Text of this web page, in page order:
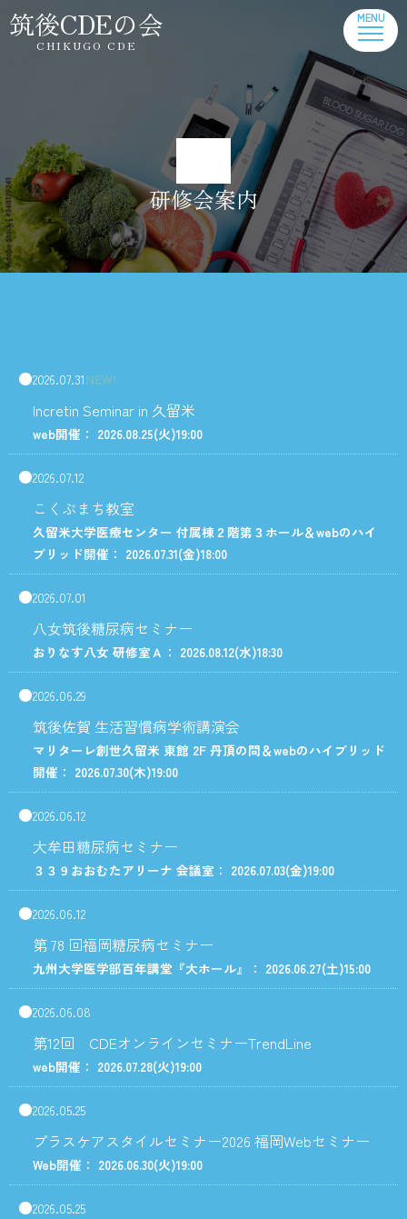
筑後CDEの会
CHIKUGO CDE
研修会案内
2026.07.31NEW!
Incretin Seminar in 久留米
web開催： 2026.08.25(火)19:00
2026.07.12
こくぶまち教室
久留米大学医療センター 付属棟２階第３ホール＆webのハイ
ブリッド開催： 2026.07.31(金)18:00
2026.07.01
八女筑後糖尿病セミナー
おりなす八女 研修室Ａ： 2026.08.12(水)18:30
2026.06.29
筑後佐賀 生活習慣病学術講演会
マリターレ創世久留米 東館 2F 丹頂の間＆webのハイブリッド
開催： 2026.07.30(木)19:00
2026.06.12
大牟田糖尿病セミナー
３３９おおむたアリーナ 会議室： 2026.07.03(金)19:00
2026.06.12
第 78 回福岡糖尿病セミナー
九州大学医学部百年講堂『大ホール』： 2026.06.27(土)15:00
2026.06.08
第12回 CDEオンラインセミナーTrendLine
web開催： 2026.07.28(火)19:00
2026.05.25
プラスケアスタイルセミナー2026 福岡Webセミナー
Web開催： 2026.06.30(火)19:00
2026.05.25